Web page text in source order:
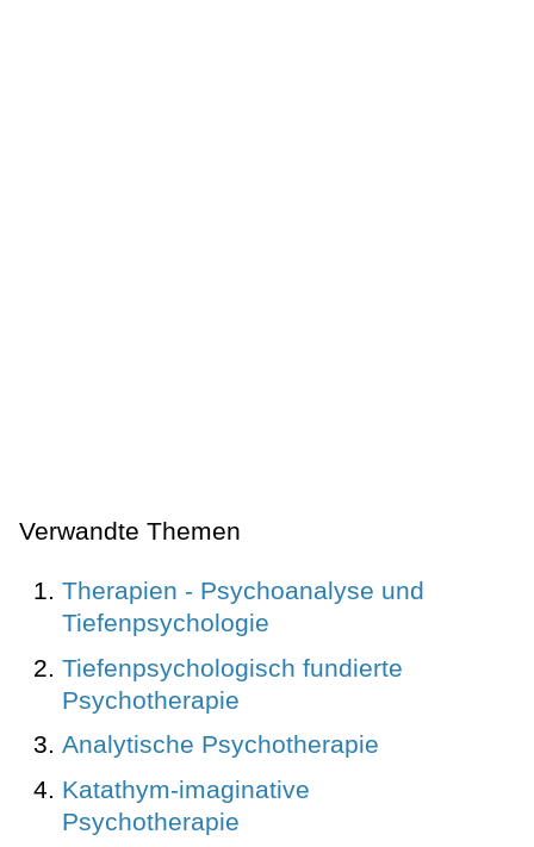
Verwandte Themen
Therapien - Psychoanalyse und
Tiefenpsychologie
Tiefenpsychologisch fundierte
Psychotherapie
Analytische Psychotherapie
Katathym-imaginative
Psychotherapie